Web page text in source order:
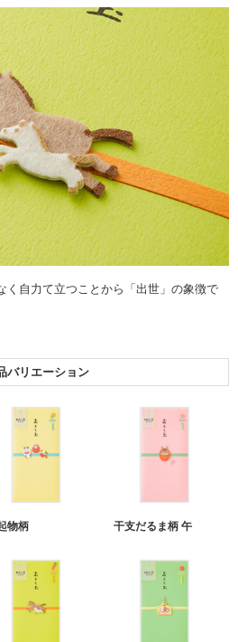
く自力て立つことから「出世」の象徴で
バリエーション
物柄 干支だるま柄 午